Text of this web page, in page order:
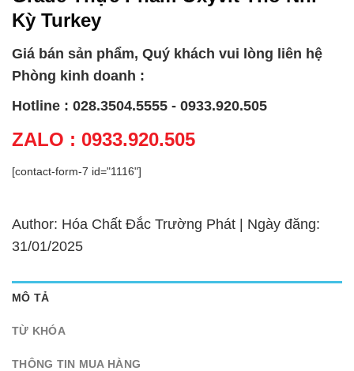
Kỳ Turkey
Giá bán sản phẩm, Quý khách vui lòng liên hệ
Phòng kinh doanh :
Hotline : 028.3504.5555 - 0933.920.505
ZALO : 0933.920.505
[contact-form-7 id="1116"]
Author: Hóa Chất Đắc Trường Phát | Ngày đăng:
31/01/2025
MÔ TẢ
TỪ KHÓA
THÔNG TIN MUA HÀNG